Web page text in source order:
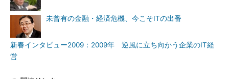
未曾有の金融・経済危機、今こそITの出番
新春インタビュー2009：2009年 逆風に立ち向かう企業のIT経
営